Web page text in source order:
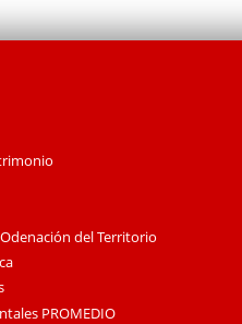
del Territorio
PROMEDIO